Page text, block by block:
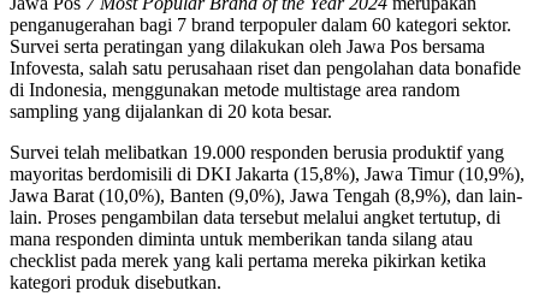
penganugerahan bagi 7 brand terpopuler dalam 60 kategori sektor.
Survei serta peratingan yang dilakukan oleh Jawa Pos bersama
Infovesta, salah satu perusahaan riset dan pengolahan data bonafide
di Indonesia, menggunakan metode multistage area random
sampling yang dijalankan di 20 kota besar.
Survei telah melibatkan 19.000 responden berusia produktif yang
mayoritas berdomisili di DKI Jakarta (15,8%), Jawa Timur (10,9%),
Jawa Barat (10,0%), Banten (9,0%), Jawa Tengah (8,9%), dan lain-
lain. Proses pengambilan data tersebut melalui angket tertutup, di
mana responden diminta untuk memberikan tanda silang atau
checklist pada merek yang kali pertama mereka pikirkan ketika
kategori produk disebutkan.